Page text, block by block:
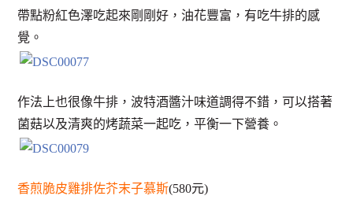
帶點粉紅色澤吃起來剛剛好，油花豐富，有吃牛排的感
覺。
作法上也很像牛排，波特酒醬汁味道調得不錯，可以搭著
菌菇以及清爽的烤蔬菜一起吃，平衡一下營養。
香煎脆皮雞排佐芥末子慕斯(580元)